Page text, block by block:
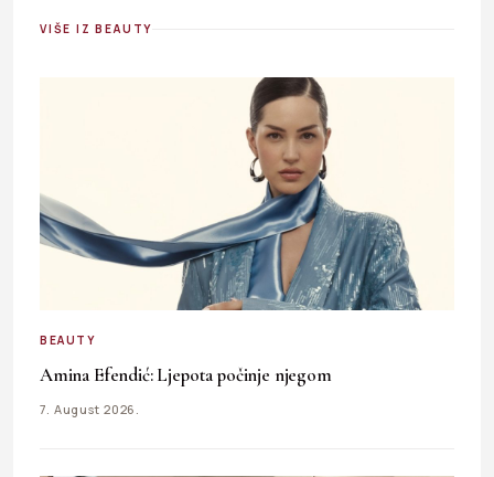
VIŠE IZ BEAUTY
BEAUTY
Amina Efendić: Ljepota počinje njegom
7. August 2026.